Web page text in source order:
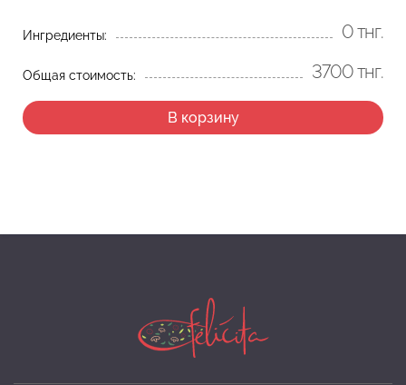
Ингредиенты: 0тнг.
Общая стоимость: 3700тнг.
В корзину